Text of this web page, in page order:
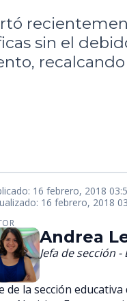
sin el
16 febrero, 2018
16 febrero, 2018
Andrea
Jefa de sección -
de la sección educativa